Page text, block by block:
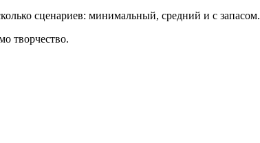
сценариев: минимальный, средний и с запасом.
творчество.